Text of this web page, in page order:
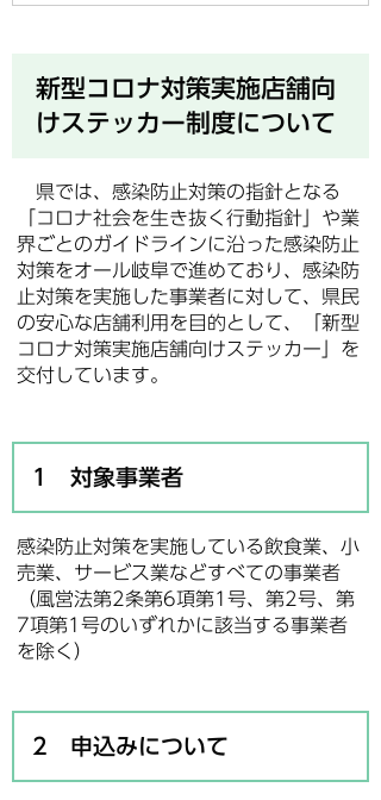
新型コロナ対策実施店舗向
けステッカー制度について
県では、感染防止対策の指針となる
「コロナ社会を生き抜く行動指針」や業
界ごとのガイドラインに沿った感染防止
対策をオール岐阜で進めており、感染防
止対策を実施した事業者に対して、県民
の安心な店舗利用を目的として、「新型
コロナ対策実施店舗向けステッカー」を
交付しています。
1 対象事業者
感染防止対策を実施している飲食業、小
売業、サービス業などすべての事業者
（風営法第2条第6項第1号、第2号、第
7項第1号のいずれかに該当する事業者
を除く）
2 申込みについて